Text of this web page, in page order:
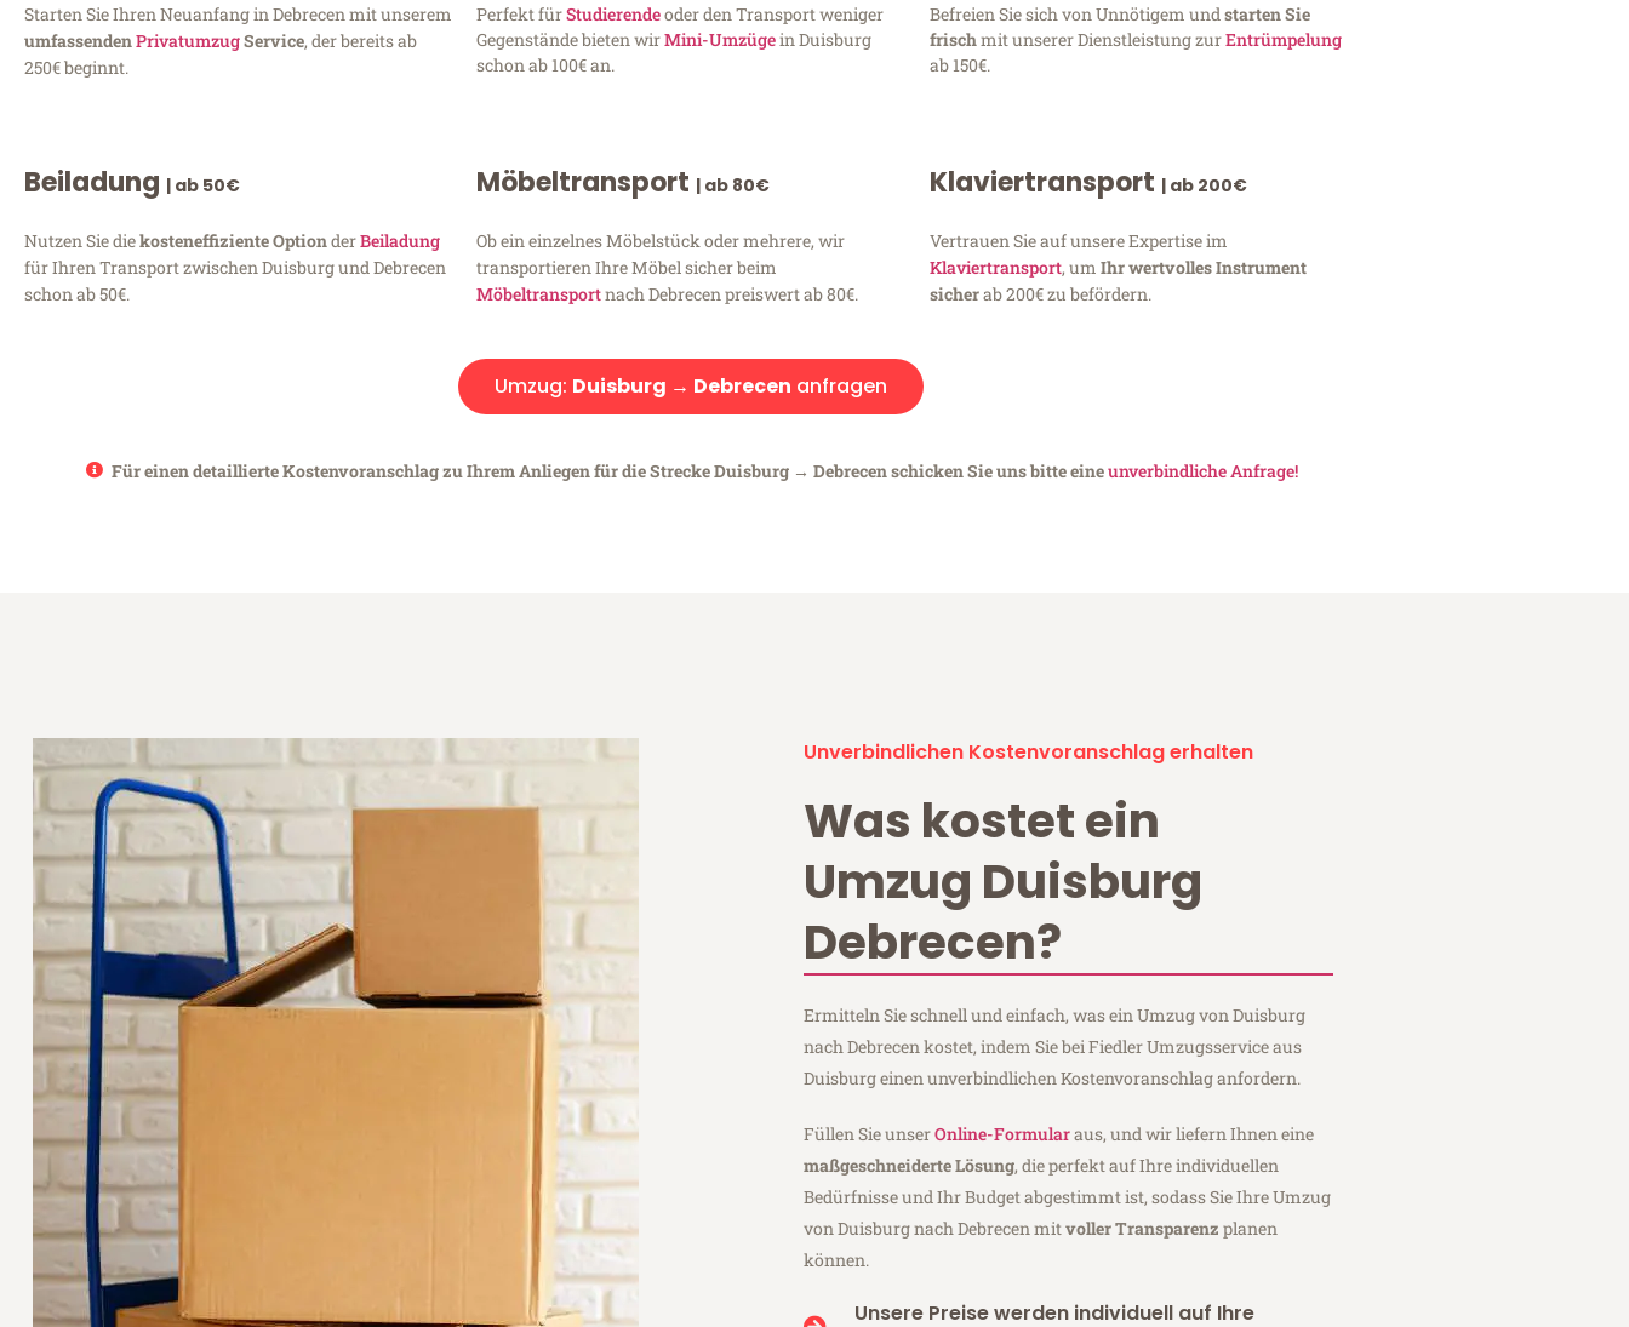
Starten Sie Ihren Neuanfang in Debrecen mit unserem
umfassendenPrivatumzugService, der bereits ab
250€ beginnt.
Perfekt fürStudierendeoder den Transport weniger
Gegenstände bieten wirMini-Umzügein Duisburg
schon ab 100€ an.
Befreien Sie sich von Unnötigem und starten Sie
frischmit unserer Dienstleistung zurEntrümpelung
ab 150€.
Beiladung | ab 50€
Nutzen Sie diekosteneffiziente OptionderBeiladung
für Ihren Transport zwischen Duisburg und Debrecen
schon ab 50€.
Möbeltransport | ab 80€
Ob ein einzelnes Möbelstück oder mehrere, wir
transportieren Ihre Möbel sicher beim
Möbeltransportnach Debrecen preiswert ab 80€.
Klaviertransport | ab 200€
Vertrauen Sie auf unsere Expertise im
Klaviertransport, um Ihr wertvolles Instrument
sicherab 200€ zu befördern.
Umzug: Duisburg → Debrecen anfragen
Für einen detaillierte Kostenvoranschlag zu Ihrem Anliegen für die Strecke Duisburg → Debrecen schicken Sie uns bitte eineunverbindliche Anfrage!
Unverbindlichen Kostenvoranschlag erhalten
Was kostet ein
Umzug Duisburg
Debrecen?
Ermitteln Sie schnell und einfach, was ein Umzug von Duisburg
nach Debrecen kostet, indem Sie bei Fiedler Umzugsservice aus
Duisburg einen unverbindlichen Kostenvoranschlag anfordern.
Füllen Sie unserOnline-Formularaus, und wir liefern Ihnen eine
maßgeschneiderte Lösung, die perfekt auf Ihre individuellen
Bedürfnisse und Ihr Budget abgestimmt ist, sodass Sie Ihre Umzug
von Duisburg nach Debrecen mitvoller Transparenz planen
können.
Unsere Preise werden individuell auf Ihre